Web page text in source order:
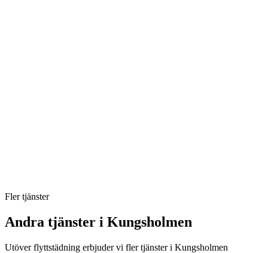
Fler tjänster
Andra tjänster i Kungsholmen
Utöverflyttstädning erbjuder vi fler tjänster i Kungsholmen